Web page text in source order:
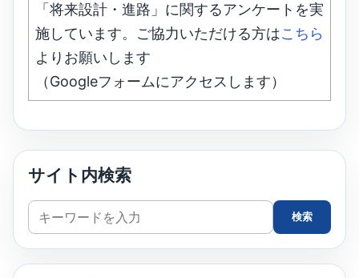
「将来設計・進路」に関するアンケートを実
施しています。ご協力いただける方はこちら
よりお願いします
（Googleフォームにアクセスします）
サイト内検索
サ
イ
ト
検索